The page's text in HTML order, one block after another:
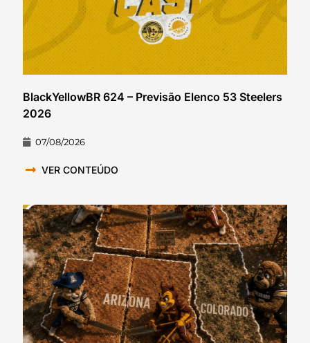
BlackYellowBR 624 – Previsão Elenco 53 Steelers
2026
07/08/2026
VER CONTEÚDO